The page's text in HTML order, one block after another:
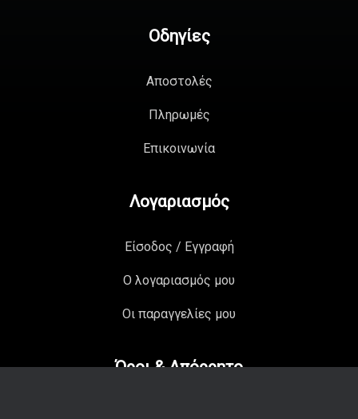
Οδηγίες
Αποστολές
Πληρωμές
Επικοινωνία
Λογαριασμός
Είσοδος / Εγγραφή
Ο λογαριασμός μου
Οι παραγγελίες μου
Όροι & Απόρρητο